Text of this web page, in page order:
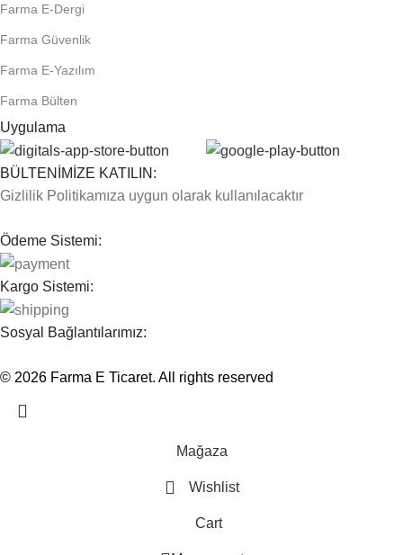
Farma E-Dergi
Farma Güvenlik
Farma E-Yazılım
Farma Bülten
Uygulama
BÜLTENİMİZE KATILIN:
Gizlilik Politikamıza uygun olarak kullanılacaktır
Ödeme Sistemi:
Kargo Sistemi:
Sosyal Bağlantılarımız:
© 2026 Farma E Ticaret. All rights reserved
Mağaza
Wishlist
Cart